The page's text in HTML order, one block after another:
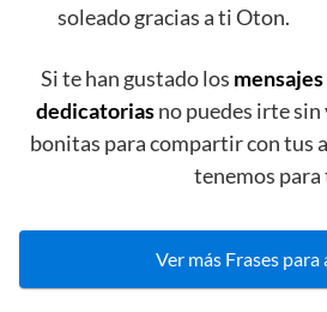
soleado gracias a ti Oton.
Si te han gustado los
dedicatoriasno puedes irte sin
bonitas para compartir con tus
tenemos para
Ver más Frases para